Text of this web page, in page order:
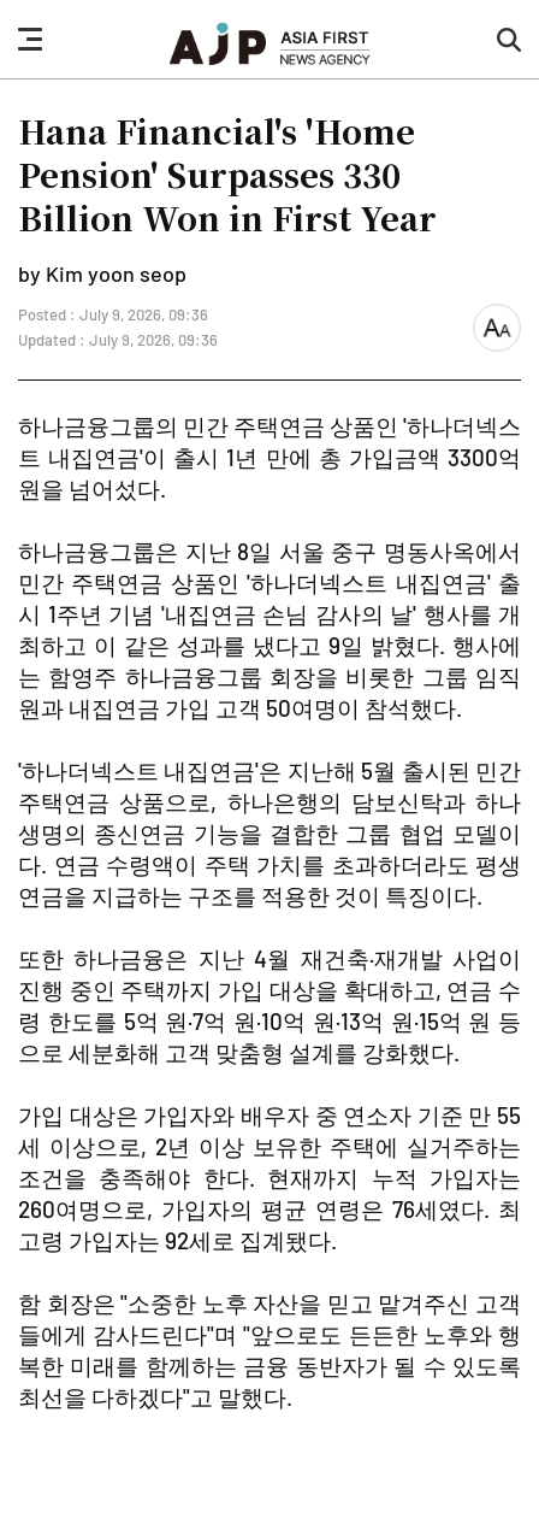
nav
button
Hana Financial's 'Home
Pension' Surpasses 330
Billion Won in First Year
by Kim yoon seop
Posted : July 9, 2026, 09:36
Updated : July 9, 2026, 09:36
font
하나금융그룹의 민간 주택연금 상품인 '하나더넥스
트 내집연금'이 출시 1년 만에 총 가입금액 3300억
원을 넘어섰다.
하나금융그룹은 지난 8일 서울 중구 명동사옥에서
민간 주택연금 상품인 '하나더넥스트 내집연금' 출
시 1주년 기념 '내집연금 손님 감사의 날' 행사를 개
최하고 이 같은 성과를 냈다고 9일 밝혔다. 행사에
는 함영주 하나금융그룹 회장을 비롯한 그룹 임직
원과 내집연금 가입 고객 50여명이 참석했다.
'하나더넥스트 내집연금'은 지난해 5월 출시된 민간
주택연금 상품으로, 하나은행의 담보신탁과 하나
생명의 종신연금 기능을 결합한 그룹 협업 모델이
다. 연금 수령액이 주택 가치를 초과하더라도 평생
연금을 지급하는 구조를 적용한 것이 특징이다.
또한 하나금융은 지난 4월 재건축·재개발 사업이
진행 중인 주택까지 가입 대상을 확대하고, 연금 수
령 한도를 5억 원·7억 원·10억 원·13억 원·15억 원 등
으로 세분화해 고객 맞춤형 설계를 강화했다.
가입 대상은 가입자와 배우자 중 연소자 기준 만 55
세 이상으로, 2년 이상 보유한 주택에 실거주하는
조건을 충족해야 한다. 현재까지 누적 가입자는
260여명으로, 가입자의 평균 연령은 76세였다. 최
고령 가입자는 92세로 집계됐다.
함 회장은 "소중한 노후 자산을 믿고 맡겨주신 고객
들에게 감사드린다"며 "앞으로도 든든한 노후와 행
복한 미래를 함께하는 금융 동반자가 될 수 있도록
최선을 다하겠다"고 말했다.